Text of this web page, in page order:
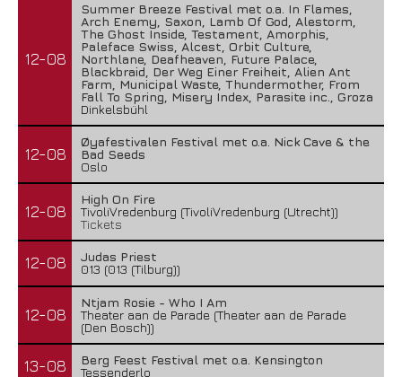
12-08
Summer Breeze Festival met o.a. In Flames,
Arch Enemy, Saxon, Lamb Of God, Alestorm,
The Ghost Inside, Testament, Amorphis,
Paleface Swiss, Alcest, Orbit Culture,
Northlane, Deafheaven, Future Palace,
Blackbraid, Der Weg Einer Freiheit, Alien Ant
Farm, Municipal Waste, Thundermother, From
Fall To Spring, Misery Index, Parasite inc., Groza
Dinkelsbühl
12-08
Øyafestivalen Festival met o.a. Nick Cave & the
Bad Seeds
Oslo
12-08
High On Fire
TivoliVredenburg (TivoliVredenburg (Utrecht))
Tickets
12-08
Judas Priest
013 (013 (Tilburg))
12-08
Ntjam Rosie - Who I Am
Theater aan de Parade (Theater aan de Parade
(Den Bosch))
13-08
Berg Feest Festival met o.a. Kensington
Tessenderlo